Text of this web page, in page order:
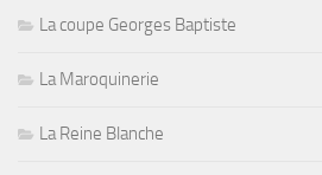
La coupe Georges Baptiste
La Maroquinerie
La Reine Blanche